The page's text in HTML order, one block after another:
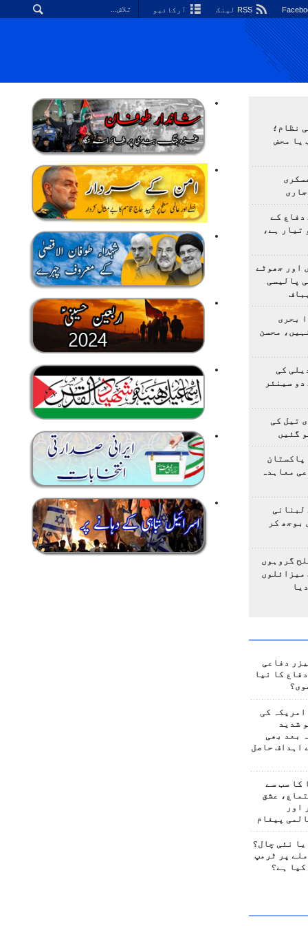
آرکائیو
نظام؛
یا محض
دفاع کے
تیار ہے،
اور جھوٹے
پالیسی
بحری
محسن
کی
سینئر
تیل کی
گئیں
پاکستان
معاہدہ
لبنانی
بوجھ کر
گروہوں
میزائلوں
دفاعی
کا نیا
امریکہ کی
شدید
بعد بھی
اہداف حاصل
کا سب سے
عشق
اور
پیغام
نئی چال؟
پر ٹرمپ
کیا ہے؟